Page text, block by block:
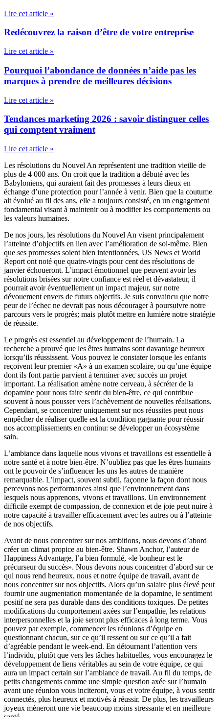
Lire cet article »
Redécouvrez la raison d’être de votre entreprise
Lire cet article »
Pourquoi l’abondance de données n’aide pas les
marques à prendre de meilleures décisions
Lire cet article »
Tendances marketing 2026 : savoir distinguer celles
qui comptent vraiment
Lire cet article »
Les résolutions du Nouvel An représentent une tradition vieille de
plus de 4 000 ans. On croit que la tradition a débuté avec les
Babyloniens, qui auraient fait des promesses à leurs dieux en
échange d’une protection pour l’année à venir. Bien que la coutume
ait évolué au fil des ans, elle a toujours consisté, en un engagement
fondamental visant à maintenir ou à modifier les comportements ou
les valeurs humaines.
De nos jours, les résolutions du Nouvel An visent principalement
l’atteinte d’objectifs en lien avec l’amélioration de soi-même. Bien
que ses promesses soient bien intentionnées, US News et World
Report ont noté que quatre-vingts pour cent des résolutions de
janvier échoueront. L’impact émotionnel que peuvent avoir les
résolutions brisées sur notre confiance est réel et dévastateur, il
pourrait avoir éventuellement un impact majeur, sur notre
dévouement envers de futurs objectifs. Je suis convaincu que notre
peur de l’échec ne devrait pas nous décourager à poursuivre notre
parcours vers le progrès; mais plutôt mettre en lumière notre stratégie
de réussite.
Le progrès est essentiel au développement de l’humain. La
recherche a prouvé que les êtres humains sont davantage heureux
lorsqu’ils réussissent. Vous pouvez le constater lorsque les enfants
reçoivent leur premier «A» à un examen scolaire, ou qu’une équipe
dont ils font partie parvient à terminer avec succès un projet
important. La réalisation amène notre cerveau, à sécréter de la
dopamine pour nous faire sentir du bien-être, ce qui contribue
souvent à nous pousser vers l’achèvement de nouvelles réalisations.
Cependant, se concentrer uniquement sur nos réussites peut nous
empêcher de réaliser quelle est la condition gagnante pour réussir
nos accomplissements en continu: se développer un écosystème
sain.
L’ambiance dans laquelle nous vivons et travaillons est essentielle à
notre santé et à notre bien-être. N’oubliez pas que les êtres humains
ont le pouvoir de s’influencer les uns les autres de manière
remarquable. L’impact, souvent subtil, façonne la façon dont nous
percevons nos performances ainsi que l’environnement dans
lesquels nous apprenons, vivons et travaillons. Un environnement
difficile exempt de compassion, de connexion et de joie peut nuire à
notre capacité à travailler efficacement avec les autres ou à l’atteinte
de nos objectifs.
Avant de nous concentrer sur nos ambitions, nous devons d’abord
créer un climat propice au bien-être. Shawn Anchor, l’auteur de
Happiness Advantage, l’a bien formulé, «le bonheur est le
précurseur du succès». Nous devons nous concentrer d’abord sur ce
qui nous rend heureux, nous et notre équipe de travail, avant de
nous concentrer sur nos objectifs. Alors qu’un salaire plus élevé peut
fournir une augmentation momentanée de la dopamine, le sentiment
positif ne sera pas durable dans des conditions toxiques. De petites
modifications du comportement axées sur l’empathie, les relations
interpersonnelles et la joie seront plus efficaces à long terme. Vous
pouvez par exemple, commencer les réunions d’équipe en
questionnant chacun, sur ce qu’il ressent ou sur ce qu’il a fait
d’agréable pendant le week-end. En détournant l’attention vers
l’individu, plutôt que vers les tâches habituelles, vous encouragez le
développement de liens véritables au sein de votre équipe, ce qui
aura un impact certain sur l’ambiance de travail. Au fil du temps, de
petits changements comme une simple question axée sur l’humain
avant une réunion vous inciteront, vous et votre équipe, à vous sentir
connectés, plus heureux et motivés à réussir. De plus, les travailleurs
joyeux mèneront une vie beaucoup moins stressante et en meilleure